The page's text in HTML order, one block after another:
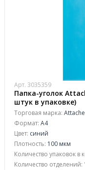
Арт. 3035359
Папка-уголок
штук в упаковке)
Торговая марка: Attache
Формат: A4
Цвет: синий
Плотность: 100 мкм
Количество упаковок в
Количество отделений: